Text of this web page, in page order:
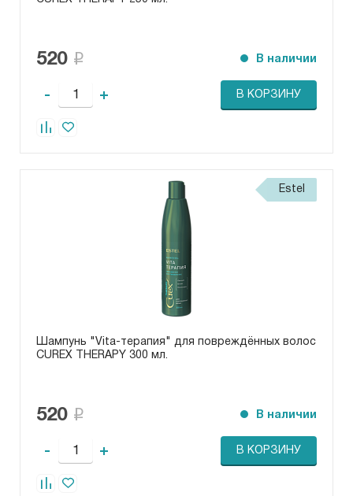
520 В наличии
- + В КОРЗИНУ
Estel
Шампунь "Vita-терапия" для повреждённых волос
CUREX THERAPY 300 мл.
520 В наличии
- + В КОРЗИНУ